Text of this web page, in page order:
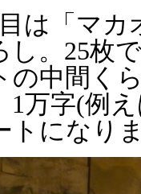
は「マカ
し。25枚
の中間く
1万字(例
トになり